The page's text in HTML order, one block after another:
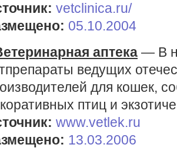
vetclinica.ru/
05.10.2004
аптека — В
ведущих
для кошек,
птиц и
www.vetlek.ru
13.03.2006